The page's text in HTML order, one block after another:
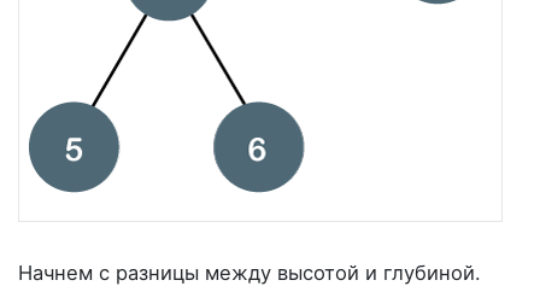
Начнем с разницы между высотой и глубиной.